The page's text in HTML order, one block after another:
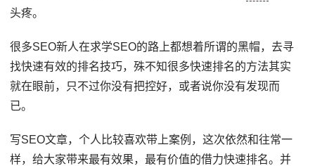
头疼。
很多SEO新人在求学SEO的路上都想着所谓的黑帽，去寻
找快速有效的排名技巧，殊不知很多快速排名的方法其实
就在眼前，只不过你没有把控好，或者说你没有发现而
已。
写SEO文章，个人比较喜欢带上案例，这次依然和往常一
样，给大家带来最有效果，最有价值的借力快速排名。并